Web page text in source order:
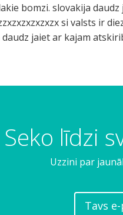
bomzi. slovakija
si valsts ir
jaiet ar kajam
Seko līdzi
Uzzini par